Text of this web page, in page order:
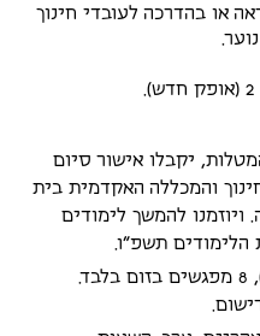
או בהדרכה לעובדי חינוך
יקבלו אישור סיום
והמכללה האקדמית בית
להמשך לימודים
הלימודים תשפ"ו.
30 שעות (1 ש"ש), 8 מפגשים בזום בלבד.